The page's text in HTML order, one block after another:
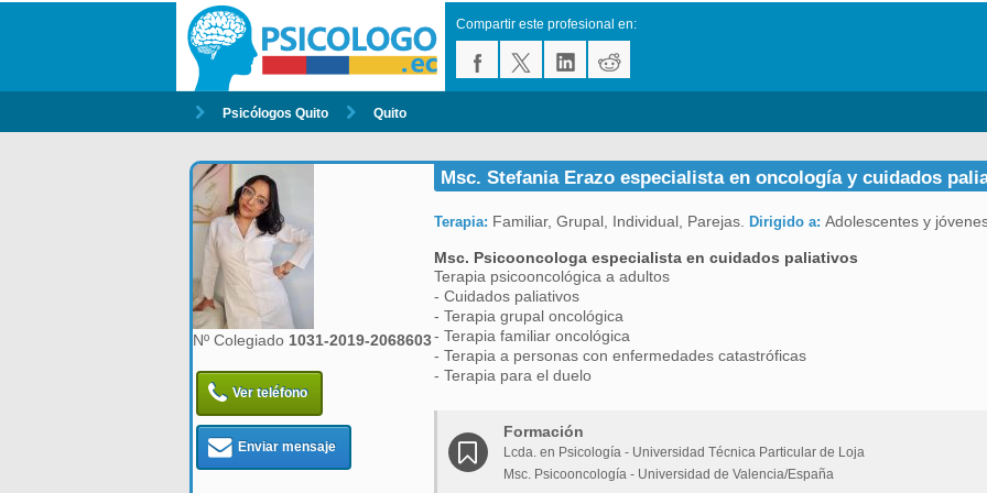
Compartir este profesional en:
Psicólogos Quito Quito
Nº Colegiado 1031-2019-2068603
Ver teléfono
Enviar mensaje
Msc. Stefania Erazo especialista en oncología y cuidados
Terapia: Familiar, Grupal, Individual, Parejas. Dirigido a: Adolescentes y
Msc. Psicooncologa especialista en cuidados paliativos
Terapia psicooncológica a adultos
- Cuidados paliativos
- Terapia grupal oncológica
- Terapia familiar oncológica
- Terapia a personas con enfermedades catastróficas
- Terapia para el duelo
Formación
Lcda. en Psicología - Universidad Técnica Particular de Loja
Msc. Psicooncología - Universidad de Valencia/España